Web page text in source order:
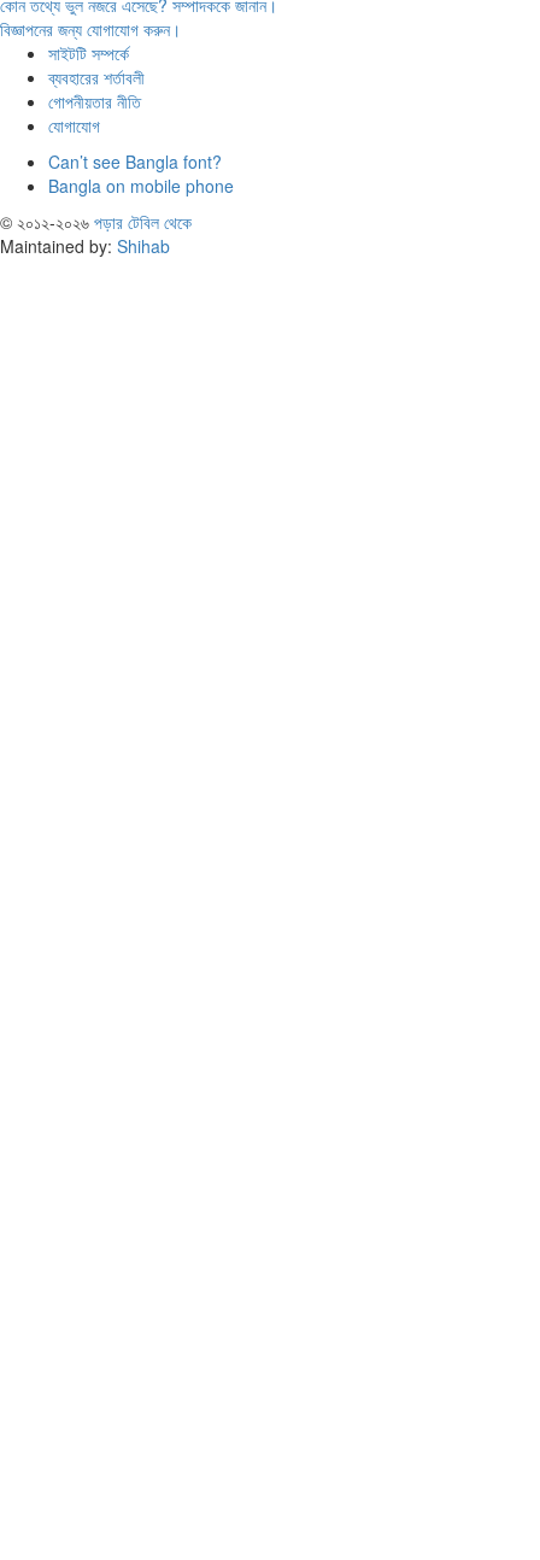
বিজ্ঞাপনের জন্য যোগাযোগ করুন।
সাইটটি সম্পর্কে
ব্যবহারের শর্তাবলী
গোপনীয়তার নীতি
যোগাযোগ
Can’t see Bangla font?
Bangla on mobile phone
© ২০১২-২০২৬ পড়ার টেবিল থেকে
Maintained by: Shihab